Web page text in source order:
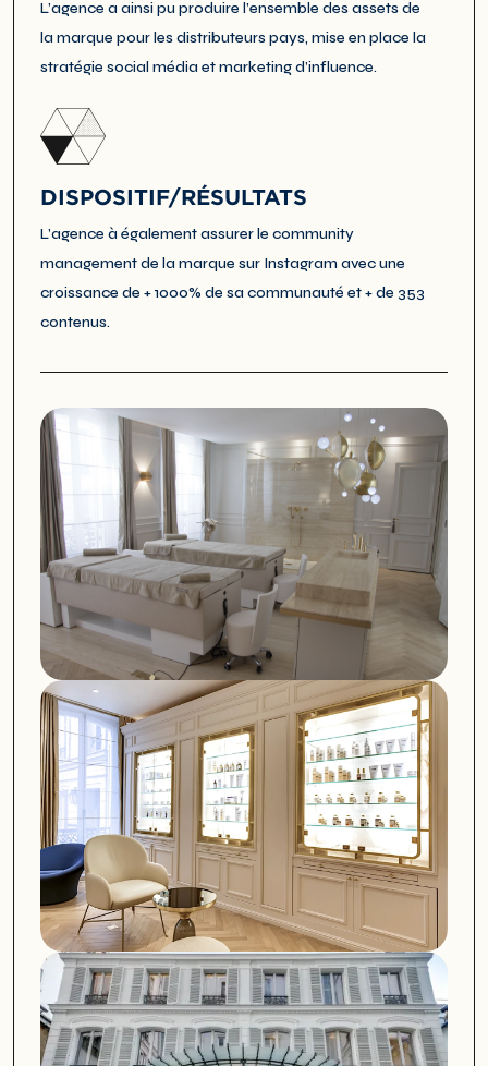
L’agence a ainsi pu produire l’ensemble des assets de
la marque pour les distributeurs pays, mise en place la
stratégie social média et marketing d’influence.
DISPOSITIF/RÉSULTATS
L’agence à également assurer le community
management de la marque sur Instagram avec une
croissance de + 1000% de sa communauté et + de 353
contenus.